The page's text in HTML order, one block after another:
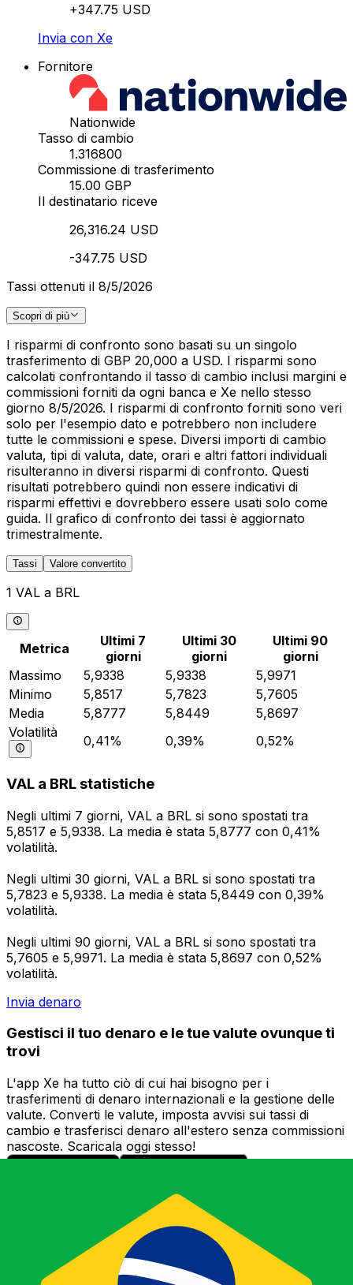
+347.75 USD
Invia con Xe
Fornitore
Nationwide
Tasso di cambio
1.316800
Commissione di trasferimento
15.00 GBP
Il destinatario riceve
26,316.24 USD
-347.75 USD
Tassi ottenuti il 8/5/2026
Scopri di più
I risparmi di confronto sono basati su un singolo
trasferimento di GBP 20,000 a USD. I risparmi sono
calcolati confrontando il tasso di cambio inclusi margini e
commissioni forniti da ogni banca e Xe nello stesso
giorno 8/5/2026. I risparmi di confronto forniti sono veri
solo per l'esempio dato e potrebbero non includere
tutte le commissioni e spese. Diversi importi di cambio
valuta, tipi di valuta, date, orari e altri fattori individuali
risulteranno in diversi risparmi di confronto. Questi
risultati potrebbero quindi non essere indicativi di
risparmi effettivi e dovrebbero essere usati solo come
guida. Il grafico di confronto dei tassi è aggiornato
trimestralmente.
Tassi Valore convertito
1 VAL a BRL
Metrica
Ultimi 7
giorni
Ultimi 30
giorni
Ultimi 90
giorni
Massimo
5,9338 5,9338
5,9971
Minimo
5,8517 5,7823
5,7605
Media
5,8777 5,8449
5,8697
Volatilità
0,41% 0,39% 0,52%
VAL a BRL statistiche
Negli ultimi 7 giorni, VAL a BRL si sono spostati tra
5,8517 e 5,9338. La media è stata 5,8777 con 0,41%
volatilità.
Negli ultimi 30 giorni, VAL a BRL si sono spostati tra
5,7823 e 5,9338. La media è stata 5,8449 con 0,39%
volatilità.
Negli ultimi 90 giorni, VAL a BRL si sono spostati tra
5,7605 e 5,9971. La media è stata 5,8697 con 0,52%
volatilità.
Invia denaro
Gestisci il tuo denaro e le tue valute ovunque ti
trovi
L'app Xe ha tutto ciò di cui hai bisogno per i
trasferimenti di denaro internazionali e la gestione delle
valute. Converti le valute, imposta avvisi sui tassi di
cambio e trasferisci denaro all'estero senza commissioni
nascoste. Scaricala oggi stesso!